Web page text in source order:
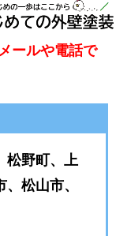
ールや電話で
松野町、上
松山市、